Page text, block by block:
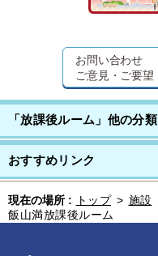
お問い合わせ
ご意見・ご要望
「放課後ルーム」他の分類
おすすめリンク
現在の場所 : トップ > 施設
飯山満放課後ルーム